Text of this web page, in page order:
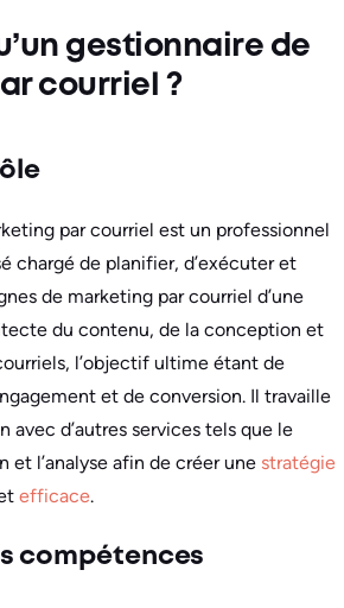
gestionnaire de
courriel ?
par courriel est un professionnel
chargé de planifier, d’exécuter et
de marketing par courriel d’une
du contenu, de la conception et
l’objectif ultime étant de
et de conversion. Il travaille
avec d’autres services tels que le
l’analyse afin de créer une stratégie
efficace.
compétences